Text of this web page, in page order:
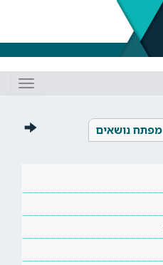
מפתח נושאים